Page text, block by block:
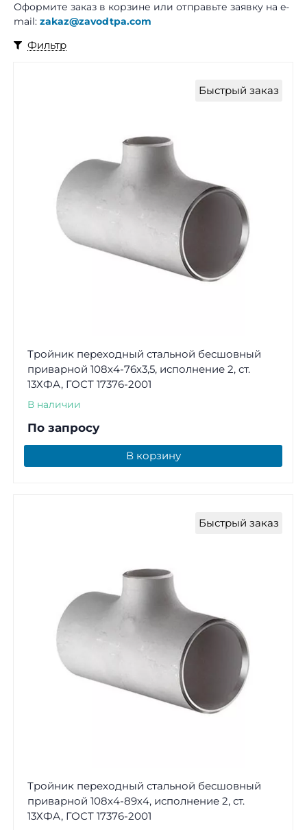
Оформите заказ в корзине или отправьте заявку на e-
mail: zakaz@zavodtpa.com
Фильтр
Быстрый заказ
Тройник переходный стальной бесшовный
приварной 108х4-76х3,5, исполнение 2, ст.
13ХФА, ГОСТ 17376-2001
В наличии
По запросу
В корзину
Быстрый заказ
Тройник переходный стальной бесшовный
приварной 108х4-89х4, исполнение 2, ст.
13ХФА, ГОСТ 17376-2001